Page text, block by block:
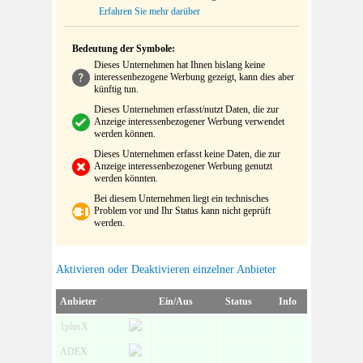
Erfahren Sie mehr darüber
Bedeutung der Symbole:
Dieses Unternehmen hat Ihnen bislang keine
interessenbezogene Werbung gezeigt, kann dies aber
künftig tun.
Dieses Unternehmen erfasst/nutzt Daten, die zur
Anzeige interessenbezogener Werbung verwendet
werden können.
Dieses Unternehmen erfasst keine Daten, die zur
Anzeige interessenbezogener Werbung genutzt
werden könnten.
Bei diesem Unternehmen liegt ein technisches
Problem vor und Ihr Status kann nicht geprüft
werden.